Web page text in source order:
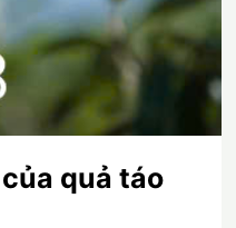
quả táo